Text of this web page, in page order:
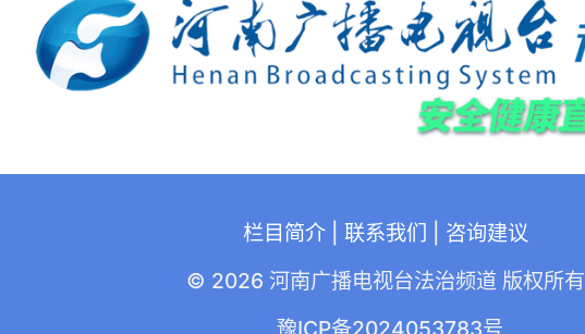
栏目简介 联系我们
咨询建议
© 2026 河南广播电视台法治频道 版权所有
豫ICP备2024053783号